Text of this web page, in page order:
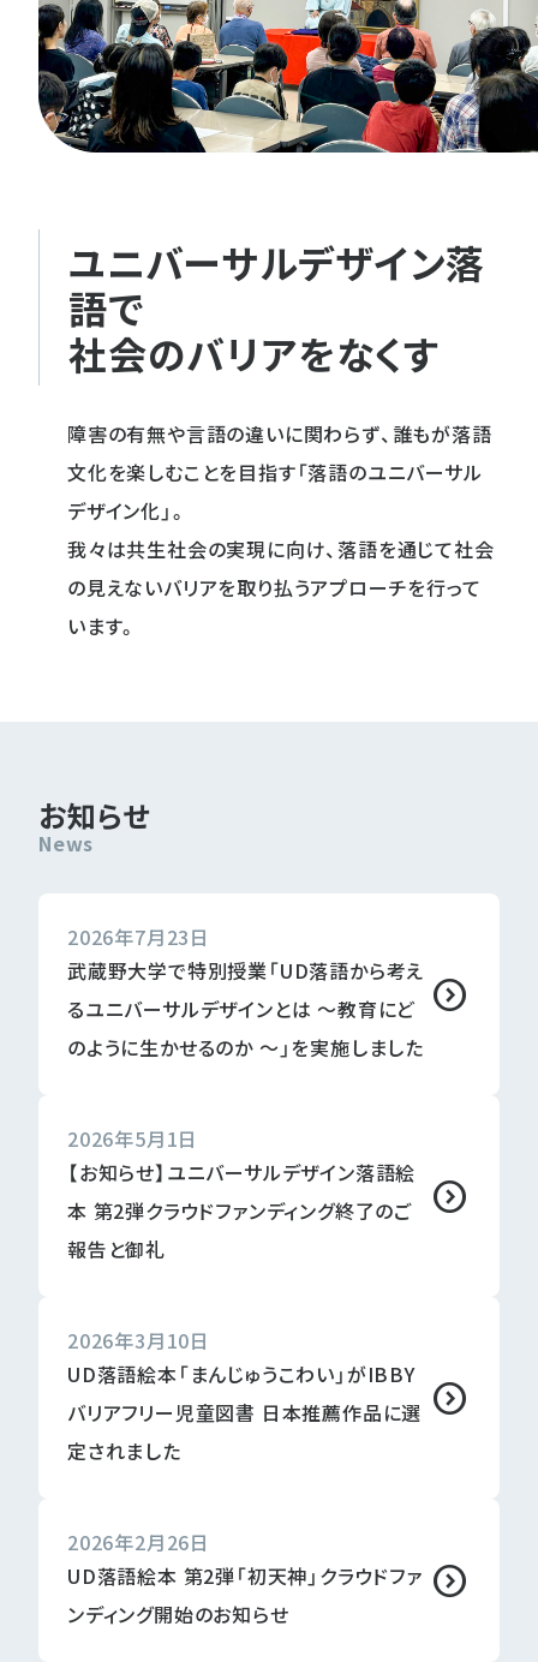
ユニバーサルデザイン落
語で
社会のバリアをなくす
障害の有無や言語の違いに関わらず、誰もが落語
文化を楽しむことを目指す「落語のユニバーサル
デザイン化」。
我々は共生社会の実現に向け、落語を通じて社会
の見えないバリアを取り払うアプローチを行って
います。
お知らせ
2026年7月23日
武蔵野大学で特別授業「UD落語から考え
るユニバーサルデザインとは 〜教育にど
のように生かせるのか 〜」を実施しました
2026年5月1日
【お知らせ】ユニバーサルデザイン落語絵
本 第2弾クラウドファンディング終了のご
報告と御礼
2026年3月10日
UD落語絵本「まんじゅうこわい」がIBBY
バリアフリー児童図書 日本推薦作品に選
定されました
2026年2月26日
UD落語絵本 第2弾「初天神」クラウドファ
ンディング開始のお知らせ